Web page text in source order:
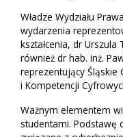
Władze Wydziału
wydarzenia
kształcenia, dr Urszula
również dr hab. inż.
reprezentujący Śląskie
i Kompetencji
Ważnym elementem
studentami. Podstawę